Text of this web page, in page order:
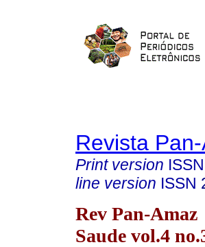
Revista
Print version ISSN
line version ISSN
Rev Pan-Amaz
Saude vol.4